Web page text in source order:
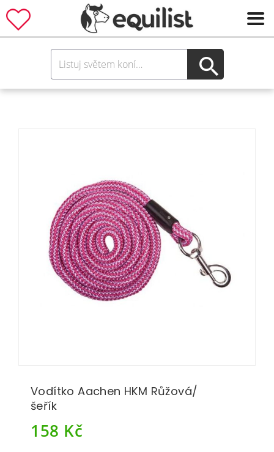
Vodítko Aachen HKM Růžová/
šeřík
158 Kč